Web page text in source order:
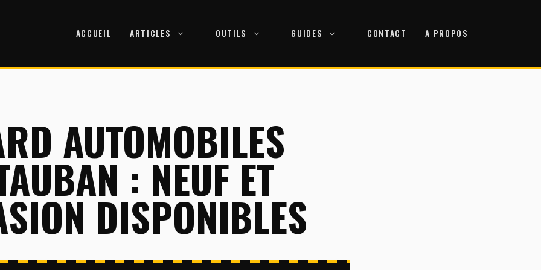
ACCUEIL ARTICLES OUTILS GUIDES CONTACT A PROPOS
AUTOMOBILES
: NEUF ET
DISPONIBLES